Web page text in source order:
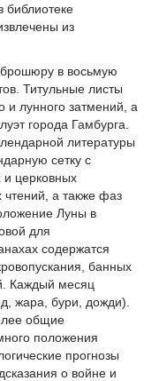
библиотеке
из
брошюру в восьмую
Титульные листы
и лунного затмений, а
города Гамбурга.
литературы
сетку с
церковных
чтений, а также фаз
Луны в
для
содержатся
банных
Каждый месяц
жара, бури, дожди).
общие
положения
прогнозы
о войне и